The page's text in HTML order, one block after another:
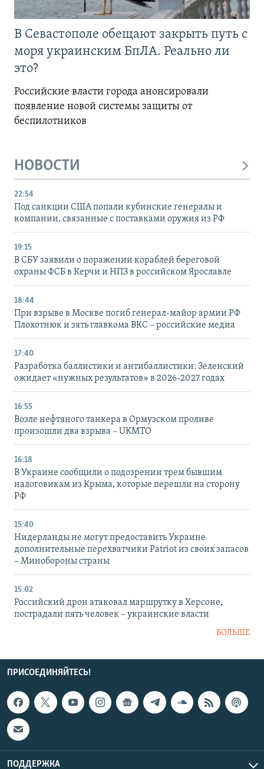
В Севастополе обещают закрыть путь с
моря украинским БпЛА. Реально ли
это?
Российские власти города анонсировали
появление новой системы защиты от
беспилотников
НОВОСТИ
22:54
Под санкции США попали кубинские генералы и
компании, связанные с поставками оружия из РФ
19:15
В СБУ заявили о поражении кораблей береговой
охраны ФСБ в Керчи и НПЗ в российском Ярославле
18:44
При взрыве в Москве погиб генерал-майор армии РФ
Плохотнюк и зять главкома ВКС – российские медиа
17:40
Разработка баллистики и антибаллистики: Зеленский
ожидает «нужных результатов» в 2026-2027 годах
16:55
Возле нефтяного танкера в Ормузском проливе
произошли два взрыва – UKMTO
16:18
В Украине сообщили о подозрении трем бывшим
налоговикам из Крыма, которые перешли на сторону
РФ
15:40
Нидерланды не могут предоставить Украине
дополнительные перехватчики Patriot из своих запасов
– Минобороны страны
15:02
Российский дрон атаковал маршрутку в Херсоне,
пострадали пять человек – украинские власти
БОЛЬШЕ
ПРИСОЕДИНЯЙТЕСЬ!
ПОДДЕРЖКА